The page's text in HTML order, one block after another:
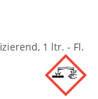
1 ltr. - Fl.